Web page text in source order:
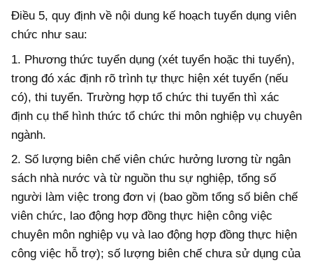
Điều 5, quy định về nội dung kế hoạch tuyển dụng viên
chức như sau:
1. Phương thức tuyển dụng (xét tuyển hoặc thi tuyển),
trong đó xác định rõ trình tự thực hiện xét tuyển (nếu
có), thi tuyển. Trường hợp tổ chức thi tuyển thì xác
định cụ thể hình thức tổ chức thi môn nghiệp vụ chuyên
ngành.
2. Số lượng biên chế viên chức hưởng lương từ ngân
sách nhà nước và từ nguồn thu sự nghiệp, tổng số
người làm việc trong đơn vị (bao gồm tổng số biên chế
viên chức, lao động hợp đồng thực hiện công việc
chuyên môn nghiệp vụ và lao động hợp đồng thực hiện
công việc hỗ trợ); số lượng biên chế chưa sử dụng của